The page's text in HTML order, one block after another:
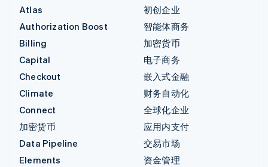
Atlas
Authorization Boost
Billing
Capital
Checkout
Climate
Connect
加密货币
Data Pipeline
Elements
初创企业
智能体商务
加密货币
电子商务
嵌入式金融
财务自动化
全球化企业
应用内支付
交易市场
资金管理